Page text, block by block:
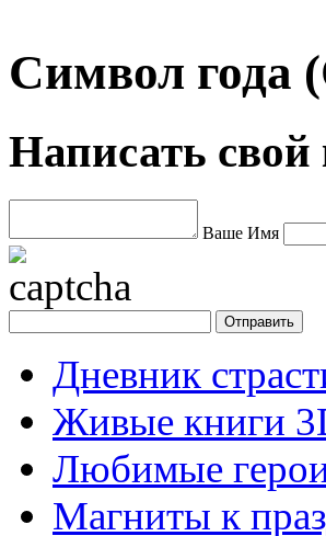
Символ года
Написать
Ваше Имя
Дневник
Живые книги
Любимые
Магниты к